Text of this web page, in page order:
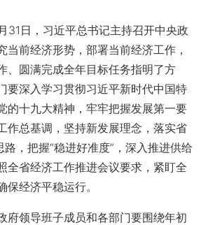
日，习近平总书记主持召开中央政
当前经济形势，部署当前经济工作，
、圆满完成全年目标任务指明了方
要深入学习贯彻习近平新时代中国特
的十九大精神，牢牢把握发展第一要
作总基调，坚持新发展理念，落实省
路，把握“稳进好准度”，深入推进供给
全省经济工作推进会议要求，紧盯全
经济平稳运行。
领导班子成员和各部门要围绕年初